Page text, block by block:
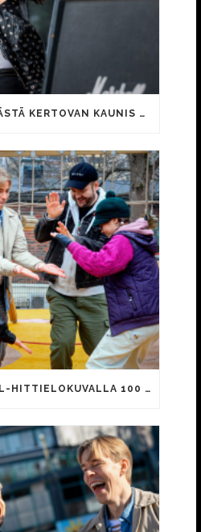
KAIJA KOON ELÄMÄSTÄ KERTOVAN KAUNIS RIETAS ONNELLINEN -ELOKUVAN TRAILER JULKI
SOMEAJAN CANCEL-HITTIELOKUVALLA 100 000 KATSOJAA!